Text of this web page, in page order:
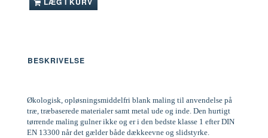
BESKRIVELSE
Økologisk, opløsningsmiddelfri blank maling til anvendelse på
træ, træbaserede materialer samt metal ude og inde. Den hurtigt
tørrende maling gulner ikke og er i den bedste klasse 1 efter DIN
EN 13300 når det gælder både dækkeevne og slidstyrke.